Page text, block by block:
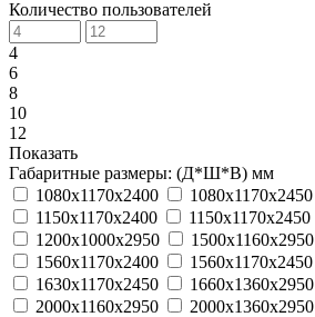
Количество пользователей
4
6
8
10
12
Показать
Габаритные размеры: (Д*Ш*В) мм
1080х1170х2400
1080х1170х2450
1150х1170х2400
1150х1170х2450
1200х1000х2950
1500х1160х2950
1560х1170х2400
1560х1170х2450
1630х1170х2450
1660х1360х2950
2000х1160х2950
2000х1360х2950